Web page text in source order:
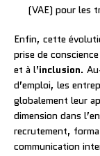
(VAE) pour les
Enfin, cette
prise de
et à l’inclusion.
d’emploi, les
globalement leur
dimension dans
recrutement,
communication